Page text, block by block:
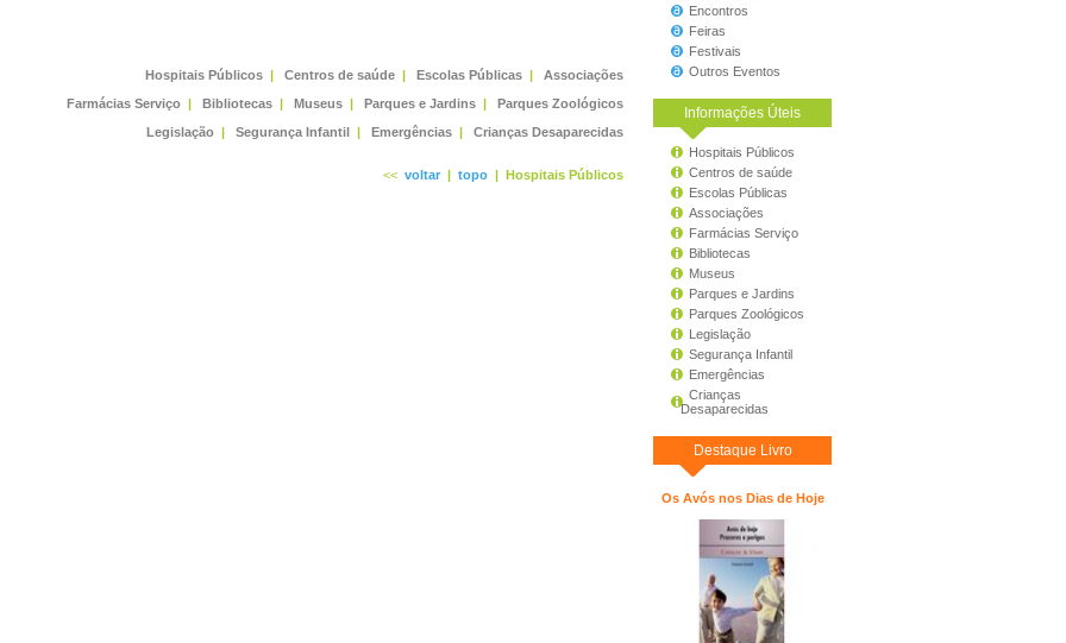
Encontros
Feiras
Festivais
Outros Eventos
Informações Úteis
Hospitais Públicos
Centros de saúde
Escolas Públicas
Associações
Farmácias Serviço
Bibliotecas
Museus
Parques e Jardins
Parques Zoológicos
Legislação
Segurança Infantil
Emergências
Crianças
Desaparecidas
Destaque Livro
Os Avós nos Dias de Hoje
Hospitais Públicos | Centros de saúde | Escolas Públicas |
Associações
Farmácias Serviço | Bibliotecas | Museus | Parques e Jardins |
Parques Zoológicos
Legislação | Segurança Infantil | Emergências | Crianças Desaparecidas
<< voltar | topo | Hospitais Públicos